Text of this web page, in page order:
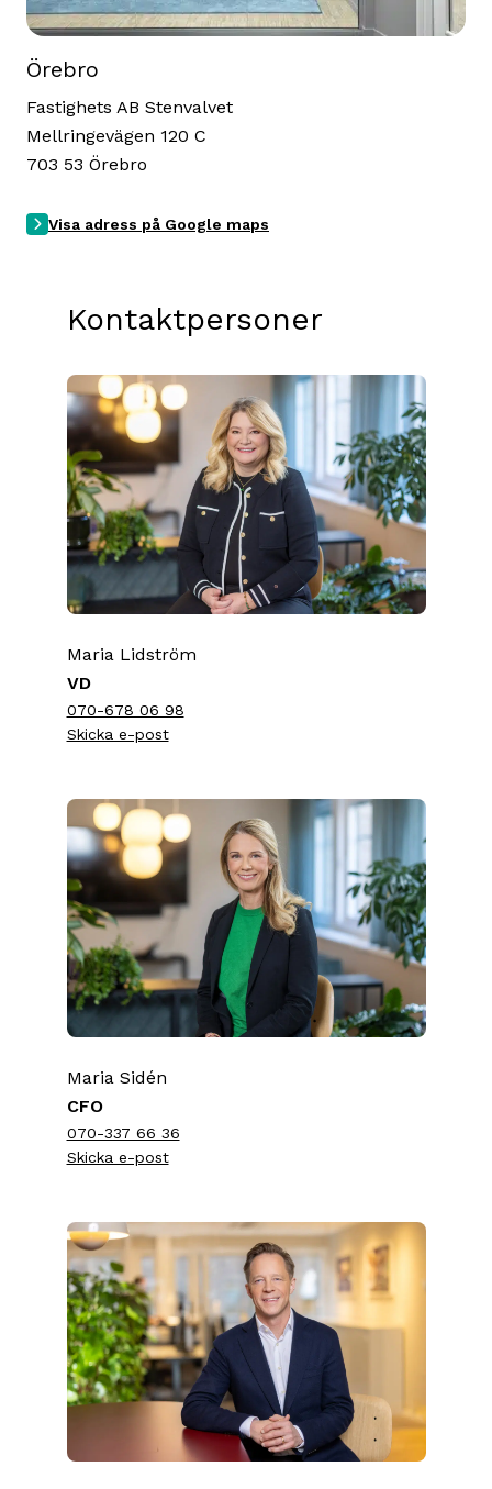
Örebro
Fastighets AB Stenvalvet
Mellringevägen 120 C
703 53 Örebro
Visa adress på Google maps
Kontaktpersoner
Maria Lidström
VD
070-678 06 98
Skicka e-post
Maria Sidén
CFO
070-337 66 36
Skicka e-post